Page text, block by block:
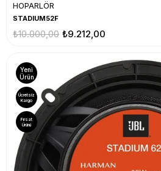
HOPARLÖR
STADIUM52F
₺9.212,00
₺10.000,00
Yeni
Ürün
Ücretsiz
Kargo
Fırsat
Ürünü